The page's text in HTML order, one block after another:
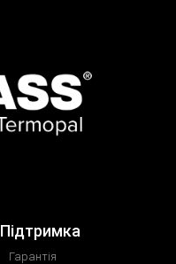
Підтримка
Гарантія